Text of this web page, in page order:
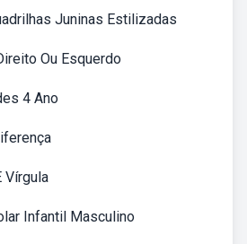
Juninas Estilizadas
Ou Esquerdo
4 Ano
Vírgula
Infantil Masculino